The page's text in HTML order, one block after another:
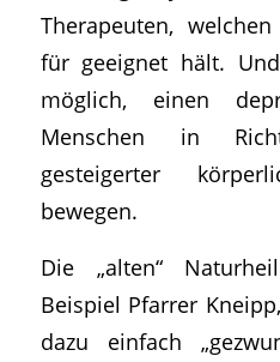
Therapeuten,
für geeignet hält.
möglich, einen
Menschen in
gesteigerter
bewegen.
Die „alten“
Beispiel Pfarrer
dazu einfach